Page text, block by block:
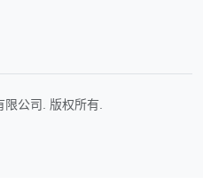
公司. 版权所有.